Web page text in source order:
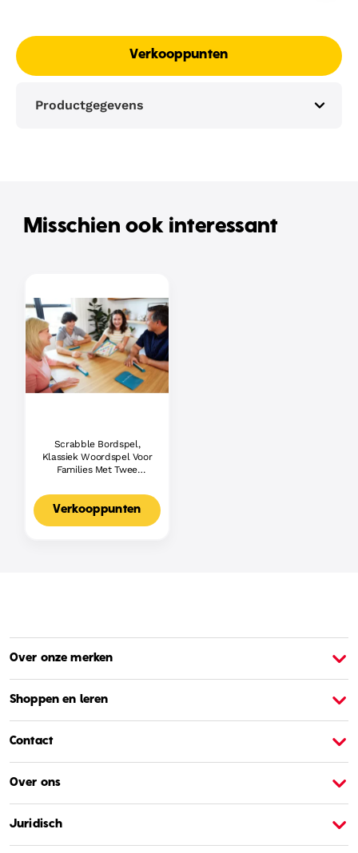
Verkooppunten
Productgegevens
Misschien ook interessant
Scrabble Bordspel,
Klassiek Woordspel Voor
Families Met Twee
Voor 2-4 Spelers,
Nederlandse Editie
Verkooppunten
Over onze merken
Shoppen en leren
Contact
Over ons
Juridisch